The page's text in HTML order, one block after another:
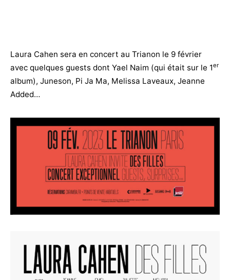
Laura Cahen sera en concert au Trianon le 9 février
avec quelques guests dont Yael Naim (qui était sur le 1er
album), Juneson, Pi Ja Ma, Melissa Laveaux, Jeanne
Added…